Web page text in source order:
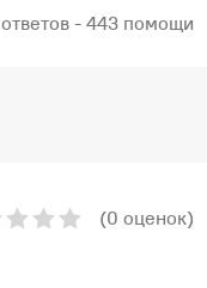
- 443 помощи
(0 оценок)